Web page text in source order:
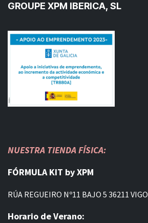
GROUPE XPM IBERICA, SL
NUESTRA TIENDA FÍSICA:
FÓRMULA KIT by XPM
RÚA REGUEIRO Nº11 BAJO 5 36211 VIGO
Horario de Verano: